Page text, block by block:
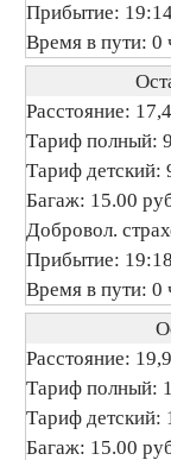
Прибытие:
Время в пути: 0
Расстояние:
Тариф полный:
Тариф детский:
Багаж: 15.00
Добровол.
Прибытие: 19:18
Время в пути: 0
Расстояние:
Тариф полный:
Тариф детский:
Багаж: 15.00